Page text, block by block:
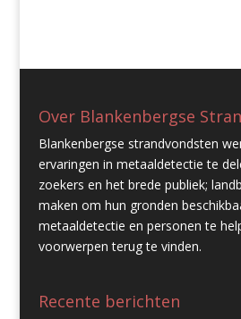
Over Blankenbergse
Blankenbergse strandvondsten
ervaringen in metaaldetectie te
zoekers en het brede publiek;
maken om hun gronden
metaaldetectie en personen te
voorwerpen terug te vinden.
Recente berichten